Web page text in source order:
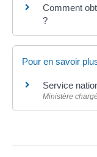
Comment
?
Pour en savoir
Service
Ministère